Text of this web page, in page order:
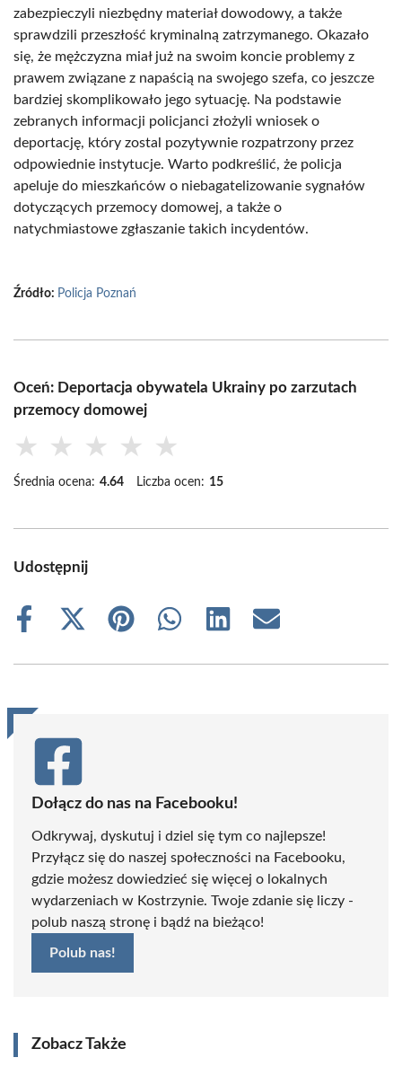
zabezpieczyli niezbędny materiał dowodowy, a także
sprawdzili przeszłość kryminalną zatrzymanego. Okazało
się, że mężczyzna miał już na swoim koncie problemy z
prawem związane z napaścią na swojego szefa, co jeszcze
bardziej skomplikowało jego sytuację. Na podstawie
zebranych informacji policjanci złożyli wniosek o
deportację, który zostal pozytywnie rozpatrzony przez
odpowiednie instytucje. Warto podkreślić, że policja
apeluje do mieszkańców o niebagatelizowanie sygnałów
dotyczących przemocy domowej, a także o
natychmiastowe zgłaszanie takich incydentów.
Źródło: Policja Poznań
Oceń: Deportacja obywatela Ukrainy po zarzutach
przemocy domowej
★ ★ ★ ★ ★
Średnia ocena: 4.64 Liczba ocen: 15
Udostępnij
Share
Share
(Twitter)
Share
Share
Share
Share
Dołącz do nas na Facebooku!
Odkrywaj, dyskutuj i dziel się tym co najlepsze!
Przyłącz się do naszej społeczności na Facebooku,
gdzie możesz dowiedzieć się więcej o lokalnych
wydarzeniach w Kostrzynie. Twoje zdanie się liczy -
polub naszą stronę i bądź na bieżąco!
Polub nas!
Zobacz Także